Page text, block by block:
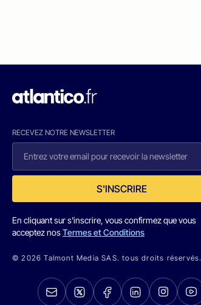
RECEVEZ NOTRE NEWSLETTER
S'INSCRIRE
En cliquant sur s'inscrire, vous confirmez que vous
acceptez nosTermes et Conditions
© 2026 Talmont Media SAS. tous droits réservés.